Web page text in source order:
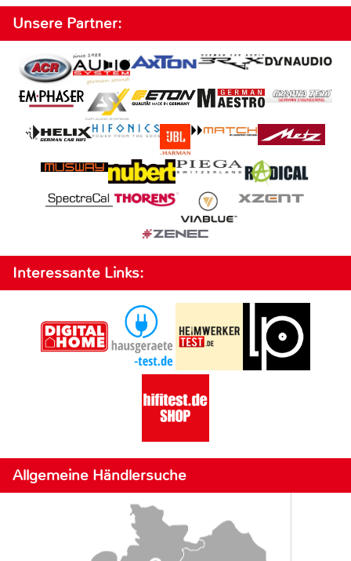
Unsere Partner:
Interessante Links:
Allgemeine Händlersuche